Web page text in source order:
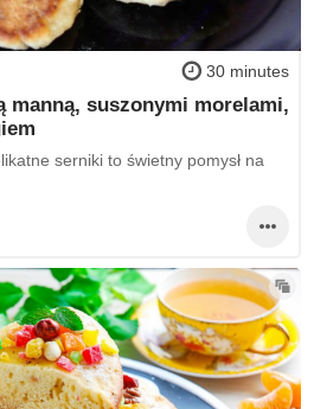
30 minutes
manną, suszonymi morelami,
serniki to świetny pomysł na